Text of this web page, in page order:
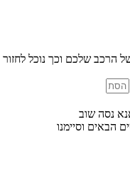
הרכב שלכם וכך נוכל
נסה שוב
הבאים וסיימנו